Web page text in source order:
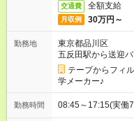
交通費 全額支給
月収例 30万円～
勤務地
東京都品川区
五反田駅から送迎
テープからフィ
学メーカー♪
勤務時間 08:45～17:15(実